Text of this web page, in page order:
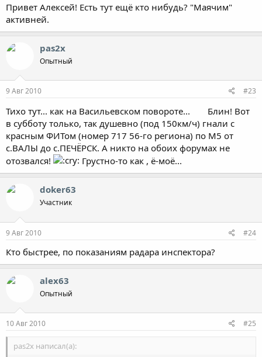
Привет Алексей! Есть тут ещё кто нибудь? "Маячим"
активней.
pas2x
Опытный
9 Авг 2010 #23
Тихо тут... как на Васильевском повороте...
Блин! Вот
в субботу только, так душевно (под 150км/ч) гнали с
красным ФИТом (номер 717 56-го региона) по М5 от
с.ВАЛЫ до с.ПЕЧЁРСК. А никто на обоих форумах не
отозвался!
Грустно-то как , ё-моё...
doker63
Участник
9 Авг 2010 #24
Кто быстрее, по показаниям радара инспектора?
alex63
Опытный
10 Авг 2010 #25
pas2x написал(а):